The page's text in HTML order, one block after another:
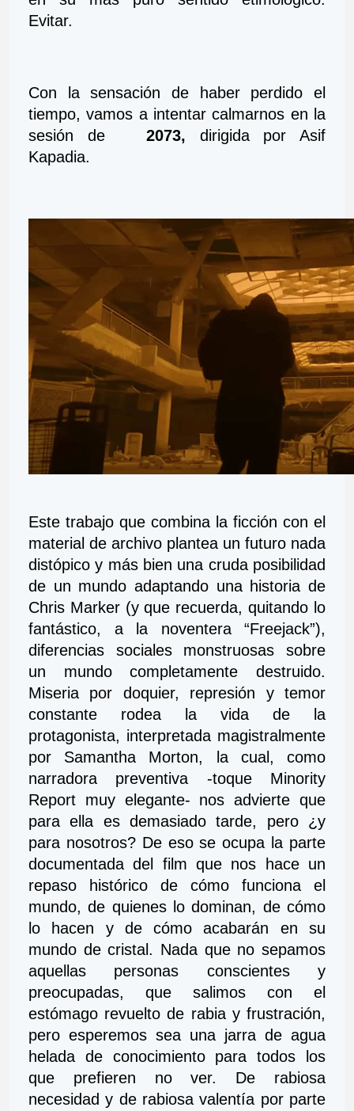
Evitar.
Con la sensación de haber perdido el
tiempo, vamos a intentar calmarnos en la
sesión de 2073, dirigida por Asif
Kapadia.
Este trabajo que combina la ficción con el
material de archivo plantea un futuro nada
distópico y más bien una cruda posibilidad
de un mundo adaptando una historia de
Chris Marker (y que recuerda, quitando lo
fantástico, a la noventera “Freejack”),
diferencias sociales monstruosas sobre
un mundo completamente destruido.
Miseria por doquier, represión y temor
constante rodea la vida de la
protagonista, interpretada magistralmente
por Samantha Morton, la cual, como
narradora preventiva -toque Minority
Report muy elegante- nos advierte que
para ella es demasiado tarde, pero ¿y
para nosotros? De eso se ocupa la parte
documentada del film que nos hace un
repaso histórico de cómo funciona el
mundo, de quienes lo dominan, de cómo
lo hacen y de cómo acabarán en su
mundo de cristal. Nada que no sepamos
aquellas personas conscientes y
preocupadas, que salimos con el
estómago revuelto de rabia y frustración,
pero esperemos sea una jarra de agua
helada de conocimiento para todos los
que prefieren no ver. De rabiosa
necesidad y de rabiosa valentía por parte